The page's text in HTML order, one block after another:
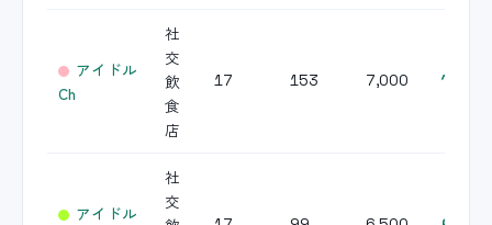
アイドル
Ch
社
交
飲
食
店
17 153 7,000
アイドル
社
交